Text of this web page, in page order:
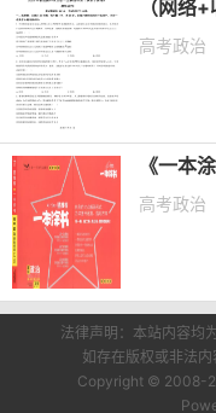
高考政治
高考政治
法律声明：本站内容均
如存在版权或非法内
Copyright © 2008-